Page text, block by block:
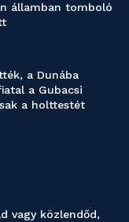
államban tomboló
a Dunába
a Gubacsi
a holttestét
vagy közlendőd,